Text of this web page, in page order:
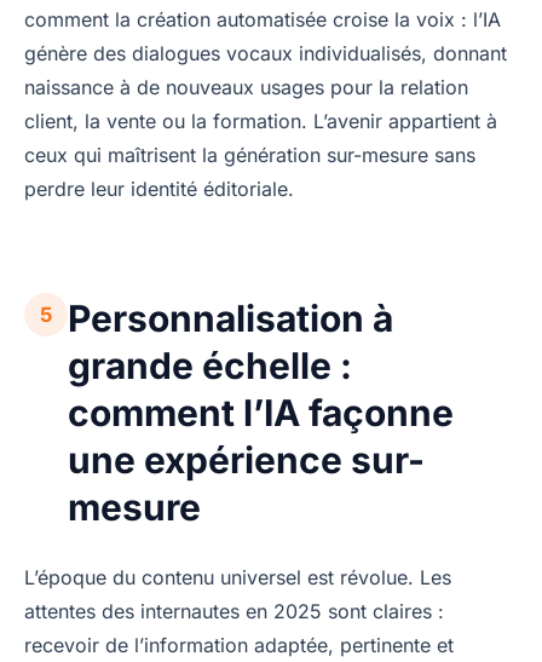
comment la création automatisée croise la voix : l’IA
génère des dialogues vocaux individualisés, donnant
naissance à de nouveaux usages pour la relation
client, la vente ou la formation. L’avenir appartient à
ceux qui maîtrisent la génération sur-mesure sans
perdre leur identité éditoriale.
5
Personnalisation à
grande échelle :
comment l’IA façonne
une expérience sur-
mesure
L’époque du contenu universel est révolue. Les
attentes des internautes en 2025 sont claires :
recevoir de l’information adaptée, pertinente et